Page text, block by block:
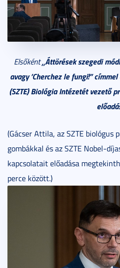
Elsőként„Áttörések szegedi
avagy ’Cherchez le fungi!”
(SZTE) Biológia Intézetét vezető
(Gácser Attila, az SZTE biológus
gombákkal és az SZTE Nobel-
kapcsolatait előadása
perce között.)